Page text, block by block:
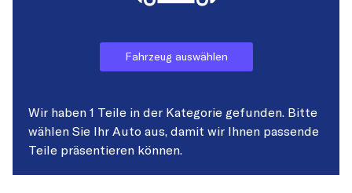
Fahrzeug auswählen
Wir haben 1 Teile in der Kategorie gefunden. Bitte
wählen Sie Ihr Auto aus, damit wir Ihnen passende
Teile präsentieren können.